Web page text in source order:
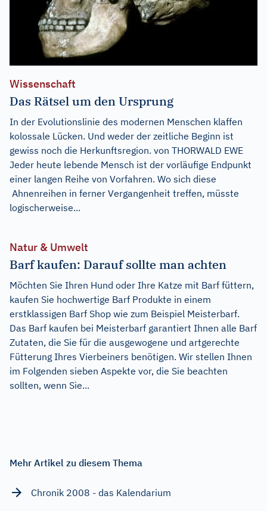
Wissenschaft
Das Rätsel um den Ursprung
In der Evolutionslinie des modernen Menschen klaffen
kolossale Lücken. Und weder der zeitliche Beginn ist
gewiss noch die Herkunftsregion. von THORWALD EWE
Jeder heute lebende Mensch ist der vorläufige Endpunkt
einer langen Reihe von Vorfahren. Wo sich diese
Ahnenreihen in ferner Vergangenheit treffen, müsste
logischerweise...
Natur & Umwelt
Barf kaufen: Darauf sollte man achten
Möchten Sie Ihren Hund oder Ihre Katze mit Barf füttern,
kaufen Sie hochwertige Barf Produkte in einem
erstklassigen Barf Shop wie zum Beispiel Meisterbarf.
Das Barf kaufen bei Meisterbarf garantiert Ihnen alle Barf
Zutaten, die Sie für die ausgewogene und artgerechte
Fütterung Ihres Vierbeiners benötigen. Wir stellen Ihnen
im Folgenden sieben Aspekte vor, die Sie beachten
sollten, wenn Sie...
Mehr Artikel zu diesem Thema
Chronik 2008 - das Kalendarium